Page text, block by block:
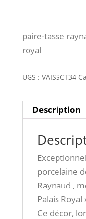
paire-tasse
royal
UGS : VAISSCT34
Description
porcelaine
Raynaud ,
Palais Royal
Ce décor,